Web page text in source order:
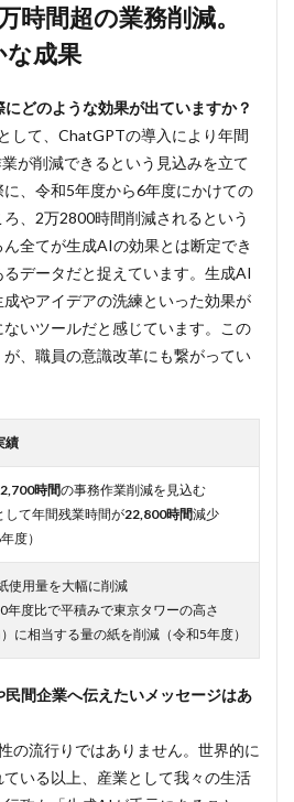
時間超の業務削減。
な成果
どのような効果が出ていますか？
して、ChatGPTの導入により年間
が削減できるという見込みを立て
、令和5年度から6年度にかけての
、2万2800時間削減されるという
全てが生成AIの効果とは断定でき
データだと捉えています。生成AI
やアイデアの洗練といった効果が
いツールだと感じています。この
が、職員の意識改革にも繋がってい
績
時間の事務作業削減を見込む
して年間残業時間が22,800時間減少
度）
使用量を大幅に削減
年度比で平積みで東京タワーの高さ
）に相当する量の紙を削減（令和5年度）
間企業へ伝えたいメッセージはあ
の流行りではありません。世界的に
いる以上、産業として我々の生活